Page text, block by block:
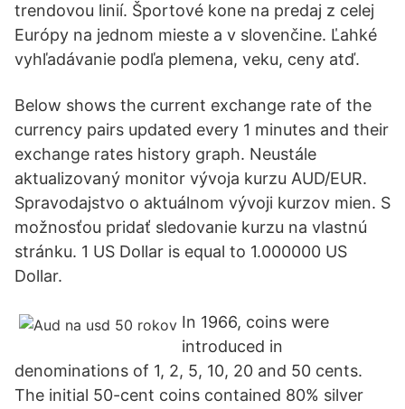
trendovou linií. Športové kone na predaj z celej
Európy na jednom mieste a v slovenčine. Ľahké
vyhľadávanie podľa plemena, veku, ceny atď.
Below shows the current exchange rate of the
currency pairs updated every 1 minutes and their
exchange rates history graph. Neustále
aktualizovaný monitor vývoja kurzu AUD/EUR.
Spravodajstvo o aktuálnom vývoji kurzov mien. S
možnosťou pridať sledovanie kurzu na vlastnú
stránku. 1 US Dollar is equal to 1.000000 US
Dollar.
In 1966, coins were
introduced in
denominations of 1, 2, 5, 10, 20 and 50 cents.
The initial 50-cent coins contained 80% silver